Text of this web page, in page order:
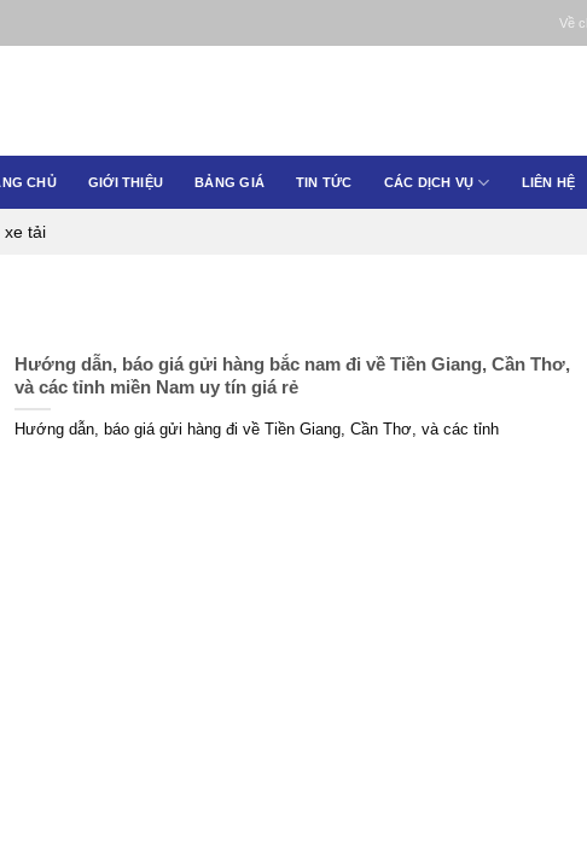
Về
CHỦ GIỚI THIỆU BẢNG GIÁ TIN TỨC CÁC DỊCH VỤ LIÊN HỆ
xe tải
Hướng dẫn, báo giá gửi hàng bắc nam đi về Tiền Giang, Cần Thơ,
và các tỉnh miền Nam uy tín giá rẻ
Hướng dẫn, báo giá gửi hàng đi về Tiền Giang, Cần Thơ, và các tỉnh